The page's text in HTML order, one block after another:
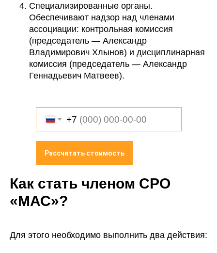
Специализированные органы.
Обеспечивают надзор над членами
ассоциации: контрольная комиссия
(председатель — Александр
Владимирович Хлынов) и дисциплинарная
комиссия (председатель — Александр
Геннадьевич Матвеев).
+7
Рассчитать стоимость
Как стать членом СРО
«МАС»?
Для этого необходимо выполнить два действия: